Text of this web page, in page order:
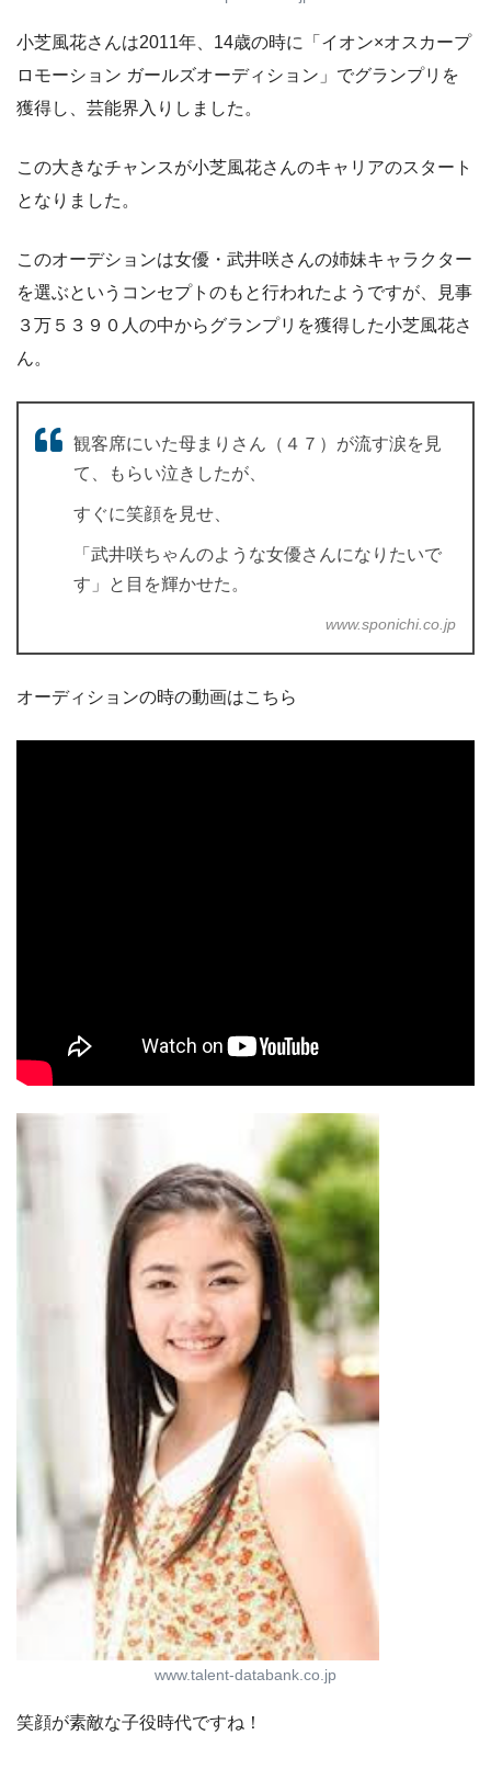
小芝風花さんは2011年、14歳の時に「イオン×オスカープ
ロモーション ガールズオーディション」でグランプリを
獲得し、芸能界入りしました。
この大きなチャンスが小芝風花さんのキャリアのスタート
となりました。
このオーデションは女優・武井咲さんの姉妹キャラクター
を選ぶというコンセプトのもと行われたようですが、見事
３万５３９０人の中からグランプリを獲得した小芝風花さ
ん。
観客席にいた母まりさん（４７）が流す涙を見
て、もらい泣きしたが、
すぐに笑顔を見せ、
「武井咲ちゃんのような女優さんになりたいで
す」と目を輝かせた。
www.sponichi.co.jp
オーディションの時の動画はこちら
www.talent-databank.co.jp
笑顔が素敵な子役時代ですね！